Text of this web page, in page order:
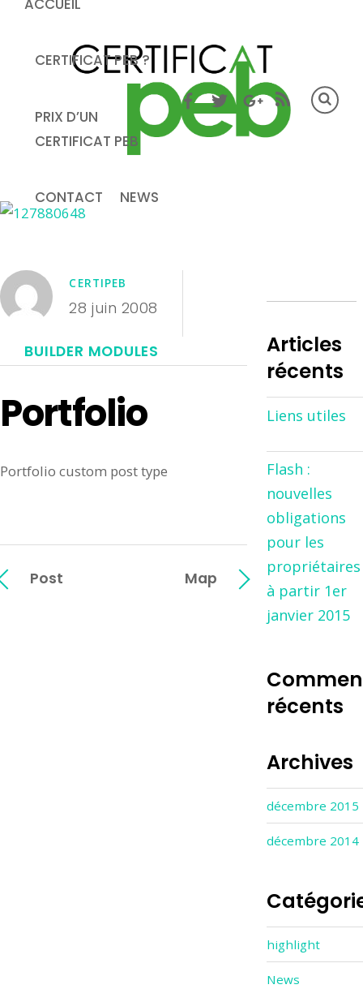
ACCUEIL
CERTIFICAT PEB ?
PRIX D’UN
CERTIFICAT PEB
CONTACT NEWS
CERTIPEB
28 juin 2008
BUILDER MODULES
Portfolio
Portfolio custom post type
Post Map
Articles
récents
Liens utiles
Flash :
nouvelles
obligations
pour les
propriétaires
à partir 1er
janvier 2015
récents
Archives
décembre 2015
décembre 2014
highlight
News